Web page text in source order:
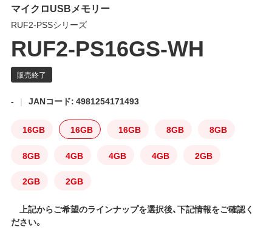
マイクロUSBメモリー
RUF2-PSSシリーズ
RUF2-PS16GS-WH
- JANコード: 4981254171493
16GB 16GB 16GB 8GB 8GB
8GB 4GB 4GB 4GB 2GB
2GB 2GB
上記からご希望のラインナップを選択後、下記情報をご確認く
ださい。